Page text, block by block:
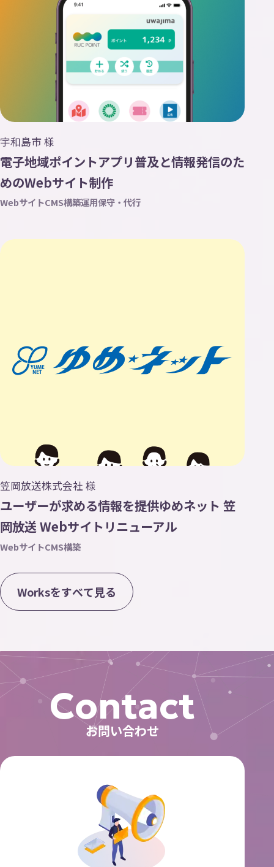
宇和島市 様
電子地域ポイントアプリ普及と情報発信のた
めのWebサイト制作
WebサイトCMS構築運用保守・代行
笠岡放送株式会社 様
ユーザーが求める情報を提供ゆめネット 笠
岡放送 Webサイトリニューアル
WebサイトCMS構築
Worksをすべて見る
Contact
お問い合わせ